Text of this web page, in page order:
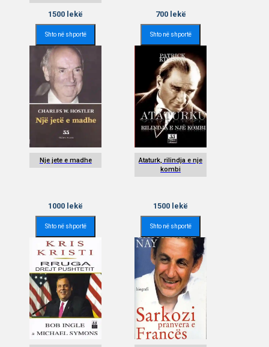
1500 lekë
Shto në shportë
700lekë
Shto në shportë
Nje jete e madhe
1000 lekë
Shto në shportë
Ataturk, rilindja e nje
kombi
1500 lekë
Shto në shportë